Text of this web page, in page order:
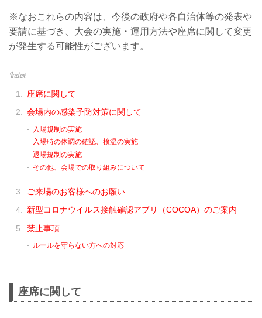
※なおこれらの内容は、今後の政府や各自治体等の発表や
要請に基づき、大会の実施・運用方法や座席に関して変更
が発生する可能性がございます。
座席に関して
会場内の感染予防対策に関して
入場規制の実施
入場時の体調の確認、検温の実施
退場規制の実施
その他、会場での取り組みについて
ご来場のお客様へのお願い
新型コロナウイルス接触確認アプリ（COCOA）のご案内
禁止事項
ルールを守らない方への対応
座席に関して